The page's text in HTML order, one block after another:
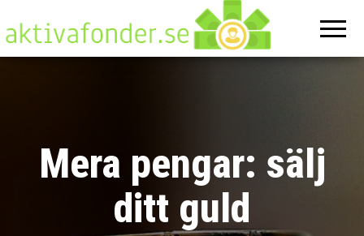
Mera pengar: sälj
ditt guld